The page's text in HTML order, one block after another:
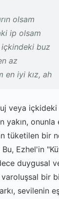
olsam
ip olsam
içkindeki buz
az
en iyi kız, ah
veya
yakın, onunla
tüketilen bir
Ezhel'in
duygusal
bir
sevilenin